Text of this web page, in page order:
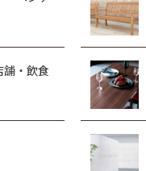
・飲食